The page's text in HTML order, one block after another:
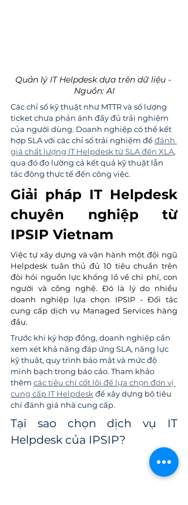
Quản lý IT Helpdesk dựa trên dữ liệu -
Nguồn: AI
Các chỉ số kỹ thuật như MTTR và số lượng
ticket chưa phản ánh đầy đủ trải nghiệm
của người dùng. Doanh nghiệp có thể kết
hợp SLA với các chỉ số trải nghiệm để đánh
giá chất lượng IT Helpdesk từ SLA đến XLA,
qua đó đo lường cả kết quả kỹ thuật lẫn
tác động thực tế đến công việc.
Giải pháp IT Helpdesk
chuyên nghiệp từ
IPSIP Vietnam
Việc tự xây dựng và vận hành một đội ngũ
Helpdesk tuân thủ đủ 10 tiêu chuẩn trên
đòi hỏi nguồn lực khổng lồ về chi phí, con
người và công nghệ. Đó là lý do nhiều
doanh nghiệp lựa chọn IPSIP - Đối tác
cung cấp dịch vụ Managed Services hàng
đầu.
Trước khi ký hợp đồng, doanh nghiệp cần
xem xét khả năng đáp ứng SLA, năng lực
kỹ thuật, quy trình bảo mật và mức độ
minh bạch trong báo cáo. Tham khảo
thêm các tiêu chí cốt lõi để lựa chọn đơn vị
cung cấp IT Helpdesk để xây dựng bộ tiêu
chí đánh giá nhà cung cấp.
Tại sao chọn dịch vụ IT
Helpdesk của IPSIP?